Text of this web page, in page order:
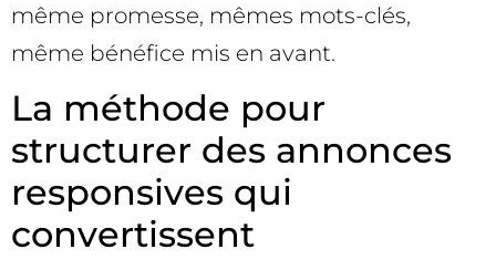
même promesse, mêmes mots-clés,
même bénéfice mis en avant.
La méthode pour
structurer des annonces
responsives qui
convertissent